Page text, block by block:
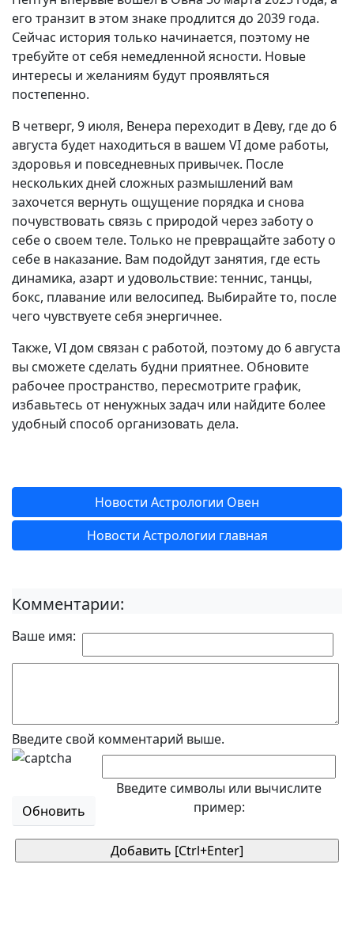
его транзит в этом знаке продлится до 2039 года.
Сейчас история только начинается, поэтому не
требуйте от себя немедленной ясности. Новые
интересы и желаниям будут проявляться
постепенно.
В четверг, 9 июля, Венера переходит в Деву, где до 6
августа будет находиться в вашем VI доме работы,
здоровья и повседневных привычек. После
нескольких дней сложных размышлений вам
захочется вернуть ощущение порядка и снова
почувствовать связь с природой через заботу о
себе о своем теле. Только не превращайте заботу о
себе в наказание. Вам подойдут занятия, где есть
динамика, азарт и удовольствие: теннис, танцы,
бокс, плавание или велосипед. Выбирайте то, после
чего чувствуете себя энергичнее.
Также, VI дом связан с работой, поэтому до 6 августа
вы сможете сделать будни приятнее. Обновите
рабочее пространство, пересмотрите график,
избавьтесь от ненужных задач или найдите более
удобный способ организовать дела.
Новости Астрологии Овен
Новости Астрологии главная
Комментарии:
Ваше имя:
Введите свой комментарий выше.
Обновить
Введите символы или вычислите
пример: